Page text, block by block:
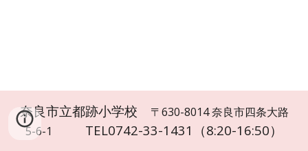
奈良市立都跡小学校
〒630-8014 奈良市四条大路
5-6-1 TEL0742-33-1431（8:20-16:50）